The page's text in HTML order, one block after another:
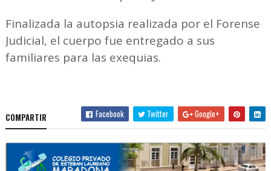
Finalizada la autopsia realizada por el Forense
Judicial, el cuerpo fue entregado a sus
familiares para las exequias.
COMPARTIR Facebook Twitter Google+